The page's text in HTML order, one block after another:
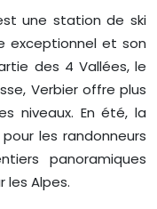
une station de ski
exceptionnel et son
des 4 Vallées, le
Verbier offre plus
niveaux. En été, la
les randonneurs
panoramiques
les Alpes.